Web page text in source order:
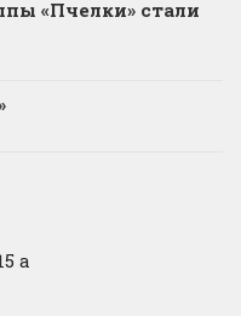
«Пчелки» стали
а